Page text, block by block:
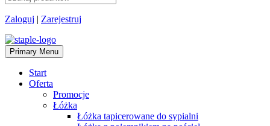
Zaloguj | Zarejestruj
Primary Menu
Start
Oferta
Promocje
Łóżka
Łóżka tapicerowane do sypialni